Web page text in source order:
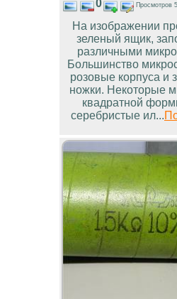
0 Просмотров
На изображении
зеленый ящик,
различными
Большинство
розовые корпуса и
ножки. Некоторые
квадратной
серебристые ил...